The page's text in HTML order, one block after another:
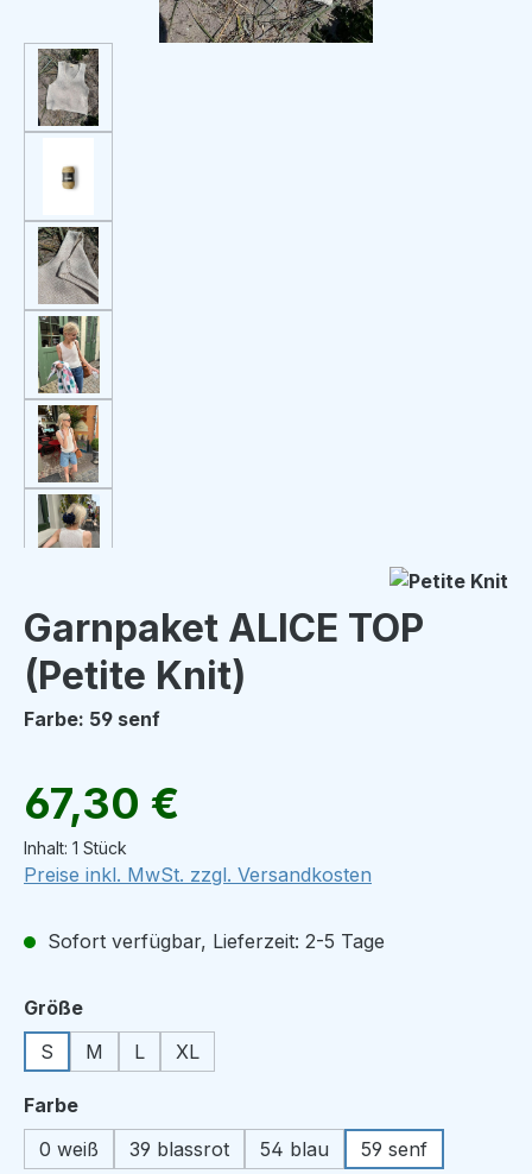
Garnpaket ALICE TOP
(Petite Knit)
Farbe: 59 senf
Regulärer Preis:
67,30 €
Inhalt: 1 Stück
Preise inkl. MwSt. zzgl. Versandkosten
Sofort verfügbar, Lieferzeit: 2-5 Tage
Größeauswählen
S
M L XL
Farbeauswählen
0 weiß
39 blassrot 54 blau 59 senf